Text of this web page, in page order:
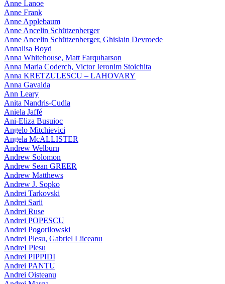
Anne Lanoe
Anne Frank
Anne Applebaum
Anne Ancelin Schützenberger
Anne Ancelin Schützenberger, Ghislain Devroede
Annalisa Boyd
Anna Whitehouse, Matt Farquharson
Anna Maria Coderch, Victor Ieronim Stoichita
Anna KRETZULESCU – LAHOVARY
Anna Gavalda
Ann Leary
Anita Nandris-Cudla
Aniela Jaffé
Ani-Eliza Busuioc
Angelo Mitchievici
Angela McALLISTER
Andrew Welburn
Andrew Solomon
Andrew Sean GREER
Andrew Matthews
Andrew J. Sopko
Andrei Tarkovski
Andrei Sarii
Andrei Ruse
Andrei POPESCU
Andrei Pogorilowski
Andrei Plesu, Gabriel Liiceanu
AndreI Plesu
Andrei PIPPIDI
Andrei PANTU
Andrei Oisteanu